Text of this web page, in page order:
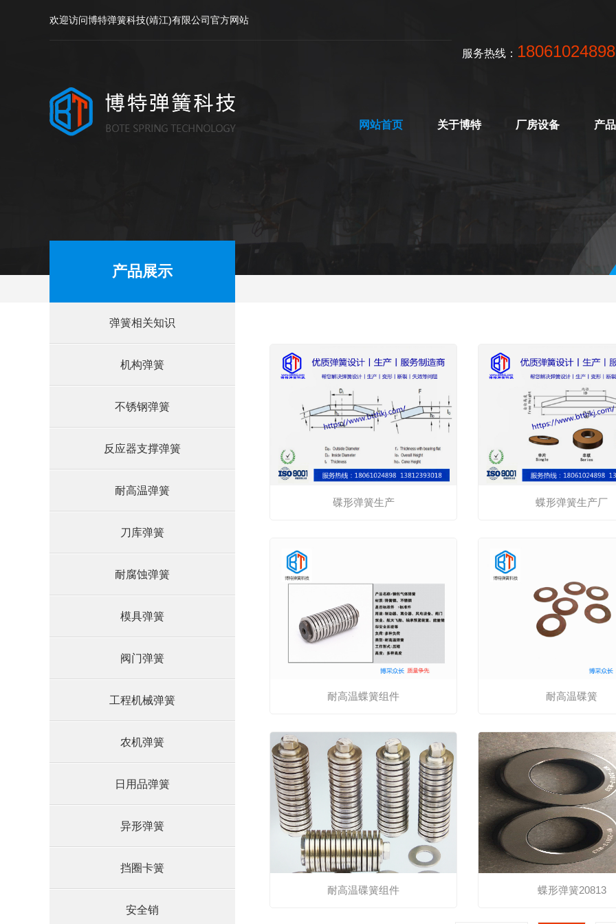
欢迎访问博特弹簧科技(靖江)有限公司官方网站
服务热线：
网站首页 关于博特 厂房设备 产
产品展示
弹簧相关知识
机构弹簧
不锈钢弹簧
反应器支撑弹簧
耐高温弹簧
刀库弹簧
耐腐蚀弹簧
模具弹簧
阀门弹簧
工程机械弹簧
农机弹簧
日用品弹簧
异形弹簧
挡圈卡簧
安全销
碟形弹簧生产 蝶形弹簧生产厂
耐高温蝶簧组件 耐高温碟簧
耐高温碟簧组件 蝶形弹簧20813